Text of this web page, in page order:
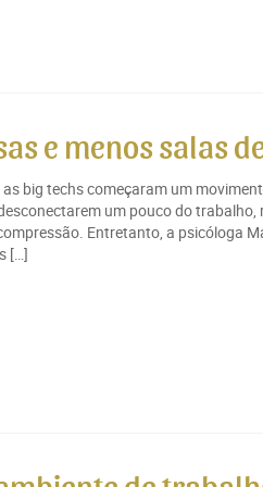
e menos salas
big techs começaram um
um pouco do
Entretanto, a psicóloga
[…]